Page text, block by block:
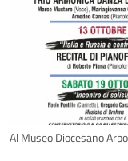
Al Museo Diocesano